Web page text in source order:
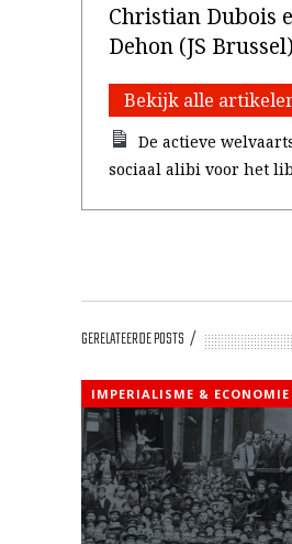
Christian Dubois
Dehon (JS Brussel)
Bekijk alle
De actieve
sociaal alibi voor het
GERELATEERDE POSTS
IMPERIALISME & ECONOMIE